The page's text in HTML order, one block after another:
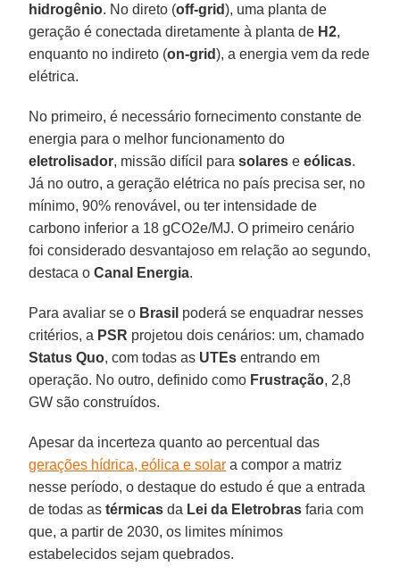
hidrogênio. No direto (off-grid), uma planta de
geração é conectada diretamente à planta de H2,
enquanto no indireto (on-grid), a energia vem da rede
elétrica.
No primeiro, é necessário fornecimento constante de
energia para o melhor funcionamento do
eletrolisador, missão difícil parasolares eeólicas.
Já no outro, a geração elétrica no país precisa ser, no
mínimo, 90% renovável, ou ter intensidade de
carbono inferior a 18 gCO2e/MJ. O primeiro cenário
foi considerado desvantajoso em relação ao segundo,
destaca oCanal Energia.
Para avaliar se o Brasil poderá se enquadrar nesses
critérios, a PSR projetou dois cenários: um, chamado
Status Quo, com todas as UTEs entrando em
operação. No outro, definido como Frustração, 2,8
GW são construídos.
Apesar da incerteza quanto ao percentual das
gerações hídrica, eólica e solar a compor a matriz
nesse período, o destaque do estudo é que a entrada
de todas astérmicas da Lei da Eletrobras faria com
que, a partir de 2030, os limites mínimos
estabelecidos sejam quebrados.